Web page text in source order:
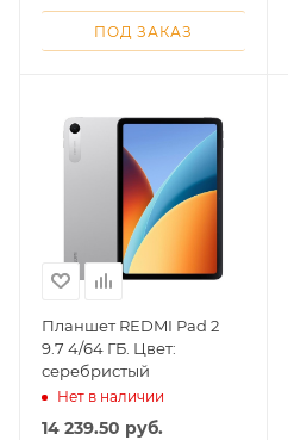
ПОД ЗАКАЗ
Планшет REDMI Pad 2
9.7 4/64 ГБ. Цвет:
серебристый
Нет в наличии
14 239.50 руб.